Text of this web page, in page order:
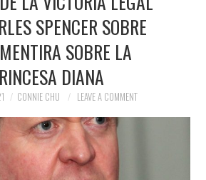
SPENCER SOBRE
SOBRE LA
DIANA
CONNIE CHU LEAVE A COMMENT